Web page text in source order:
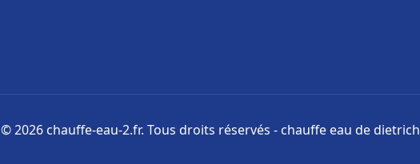
© 2026 chauffe-eau-2.fr. Tous droits réservés - chauffe eau de dietrich